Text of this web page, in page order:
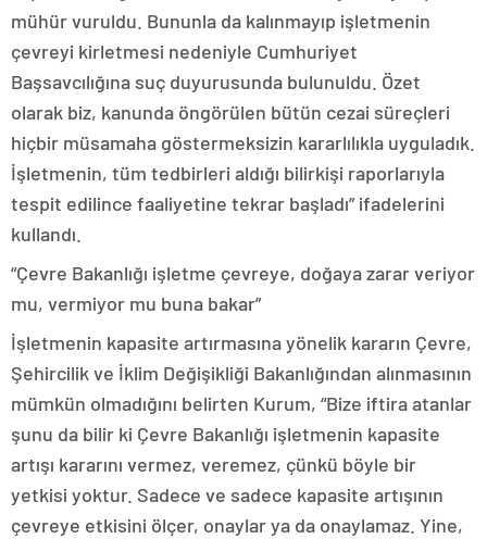
mühür vuruldu. Bununla da kalınmayıp işletmenin
çevreyi kirletmesi nedeniyle Cumhuriyet
Başsavcılığına suç duyurusunda bulunuldu. Özet
olarak biz, kanunda öngörülen bütün cezai süreçleri
hiçbir müsamaha göstermeksizin kararlılıkla uyguladık.
İşletmenin, tüm tedbirleri aldığı bilirkişi raporlarıyla
tespit edilince faaliyetine tekrar başladı” ifadelerini
kullandı.
“Çevre Bakanlığı işletme çevreye, doğaya zarar veriyor
mu, vermiyor mu buna bakar”
İşletmenin kapasite artırmasına yönelik kararın Çevre,
Şehircilik ve İklim Değişikliği Bakanlığından alınmasının
mümkün olmadığını belirten Kurum, “Bize iftira atanlar
şunu da bilir ki Çevre Bakanlığı işletmenin kapasite
artışı kararını vermez, veremez, çünkü böyle bir
yetkisi yoktur. Sadece ve sadece kapasite artışının
çevreye etkisini ölçer, onaylar ya da onaylamaz. Yine,